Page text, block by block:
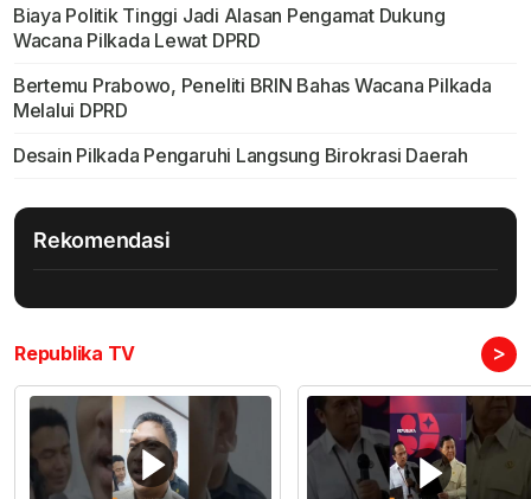
Biaya Politik Tinggi Jadi Alasan Pengamat Dukung
Wacana Pilkada Lewat DPRD
Bertemu Prabowo, Peneliti BRIN Bahas Wacana Pilkada
Melalui DPRD
Desain Pilkada Pengaruhi Langsung Birokrasi Daerah
Rekomendasi
Republika TV >